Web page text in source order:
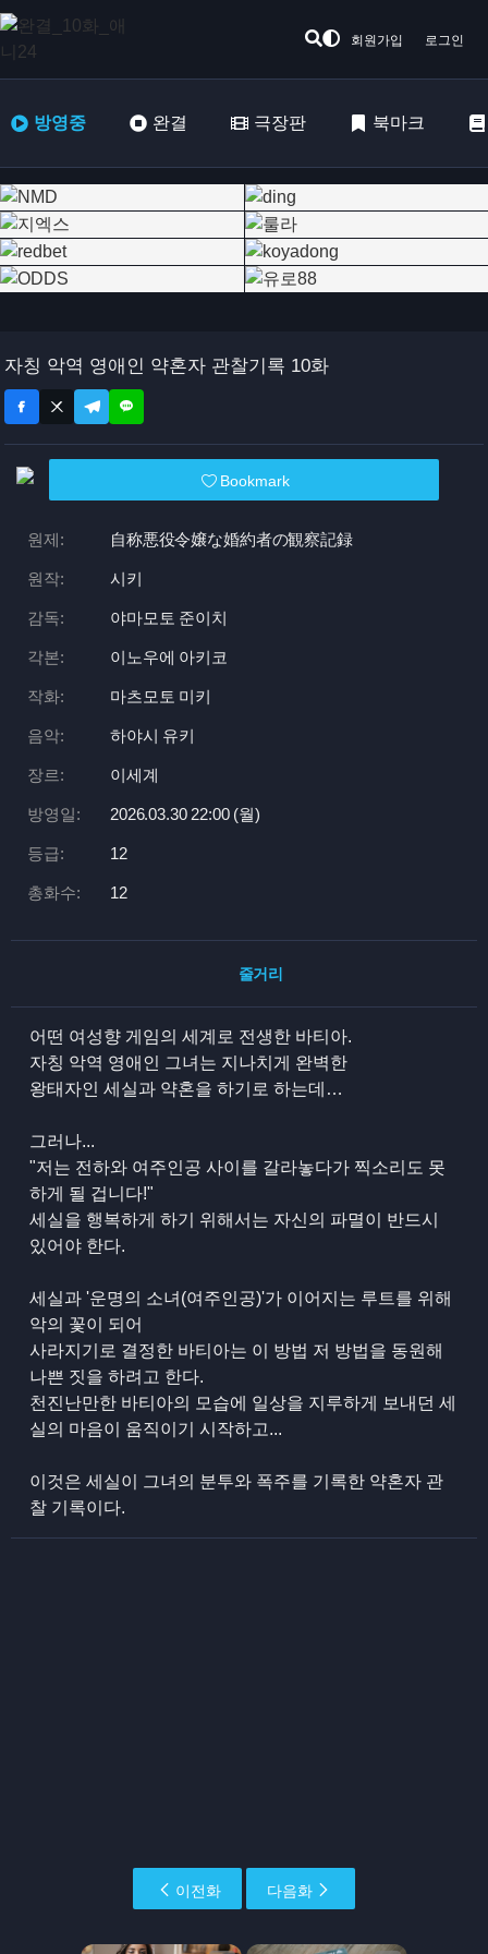
회원가입 로그인
방영중 완결 극장판 북마크
자칭 악역 영애인 약혼자 관찰기록 10화
Bookmark
원제: 自称悪役令嬢な婚約者の観察記録
원작: 시키
감독: 야마모토 준이치
각본: 이노우에 아키코
작화: 마츠모토 미키
음악: 하야시 유키
장르: 이세계
방영일: 2026.03.30 22:00 (월)
등급: 12
총화수: 12
줄거리
어떤 여성향 게임의 세계로 전생한 바티아.
자칭 악역 영애인 그녀는 지나치게 완벽한
왕태자인 세실과 약혼을 하기로 하는데…
그러나...
"저는 전하와 여주인공 사이를 갈라놓다가 찍소리도 못
하게 될 겁니다!"
세실을 행복하게 하기 위해서는 자신의 파멸이 반드시
있어야 한다.
세실과 '운명의 소녀(여주인공)'가 이어지는 루트를 위해
악의 꽃이 되어
사라지기로 결정한 바티아는 이 방법 저 방법을 동원해
나쁜 짓을 하려고 한다.
천진난만한 바티아의 모습에 일상을 지루하게 보내던 세
실의 마음이 움직이기 시작하고...
이것은 세실이 그녀의 분투와 폭주를 기록한 약혼자 관
찰 기록이다.
이전화 다음화